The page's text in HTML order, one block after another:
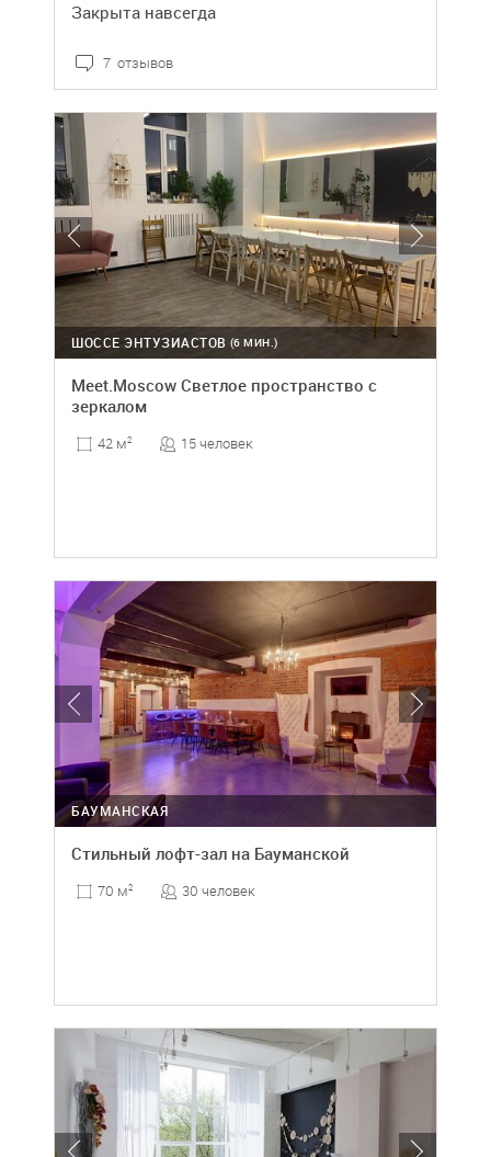
Закрыта навсегда
7 отзывов
(6 МИН.)
ШОССЕ ЭНТУЗИАСТОВ
Meet.Moscow Светлое пространство с
зеркалом
42 м2 15 человек
БАУМАНСКАЯ
Стильный лофт-зал на Бауманской
70 м2 30 человек